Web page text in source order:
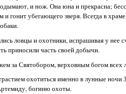
и нож. Она юна и прекрасна;
и гонит убегающего зверя. Всегда в
ловцы и охотники, испрашивая у нее
приносили часть своей добычи.
за Святобором, верховным богом всех
охотиться именно в лунные ночи
богиню охоты.